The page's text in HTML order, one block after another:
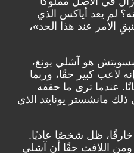
لم يعد أياكس الذي
الأمر عند هذا الحد»،
هو آشلي يونغ،
لاعب كبير حقًا، وربما
عندما ترى ما حققه
مانشستر يونايتد الذي
خارقًا، ظل شخصًا عاديًا.
ومن اللافت حقًا أن آشلي